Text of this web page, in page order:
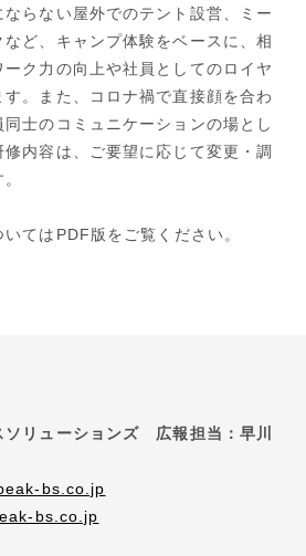
らない屋外でのテント設営、ミー
ど、キャンプ体験をベースに、相
ク力の向上や社員としてのロイヤ
。また、コロナ禍で直接顔を合わ
士のコミュニケーションの場とし
内容は、ご要望に応じて変更・調
てはPDF版をご覧ください。
ソリューションズ 広報担当：早川
bs.co.jp
bs.co.jp